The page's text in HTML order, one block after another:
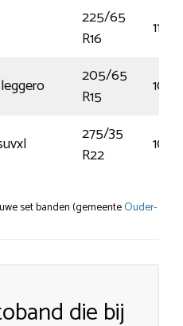
225/65
R16
112R
205/65
R15
102T
275/35
R22
104Y
set banden (gemeenteOuder-
die bij